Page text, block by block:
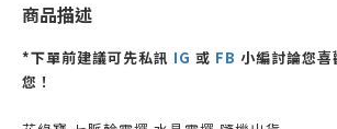
商品描述
*下單前建議可先私訊 IG 或 FB 小編討論您
您！